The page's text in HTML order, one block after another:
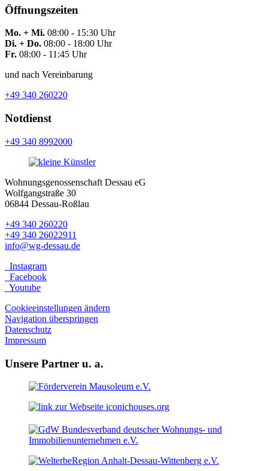
Öffnungszeiten
Mo. + Mi. 08:00 - 15:30 Uhr
Di. + Do. 08:00 - 18:00 Uhr
Fr. 08:00 - 11:45 Uhr
und nach Vereinbarung
+49 340 260220
Notdienst
+49 340 8992000
Wohnungsgenossenschaft Dessau eG
Wolfgangstraße 30
06844 Dessau-Roßlau
+49 340 260220
+49 340 26022911
info@wg-dessau.de
Instagram
Facebook
Youtube
Cookieeinstellungen ändern
Navigation überspringen
Datenschutz
Impressum
Unsere Partner u. a.